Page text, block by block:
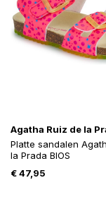
Agatha Ruiz de la
Platte sandalen
la Prada BIOS
€47,95